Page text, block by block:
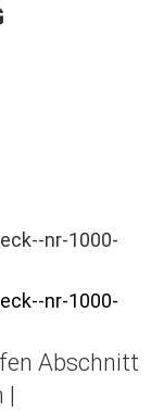
Abschnitt
|